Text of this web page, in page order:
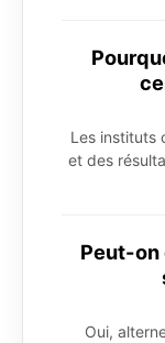
Les instituts
et des
Peut-on
Oui,